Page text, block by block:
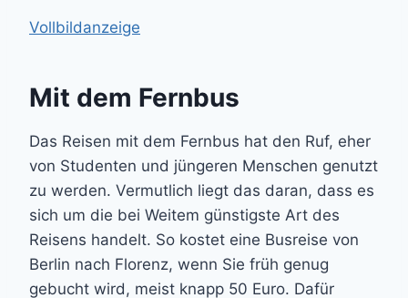
Vollbildanzeige
Mit dem Fernbus
Das Reisen mit dem Fernbus hat den Ruf, eher
von Studenten und jüngeren Menschen genutzt
zu werden. Vermutlich liegt das daran, dass es
sich um die bei Weitem günstigste Art des
Reisens handelt. So kostet eine Busreise von
Berlin nach Florenz, wenn Sie früh genug
gebucht wird, meist knapp 50 Euro. Dafür